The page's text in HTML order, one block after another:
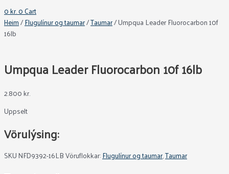
0kr.0Cart
Heim/Flugulínur og taumar/Taumar/ Umpqua Leader Fluorocarbon 10f
16lb
Umpqua Leader Fluorocarbon 10f 16lb
2.800kr.
Uppselt
Vörulýsing:
SKUNFD9392-16LBVöruflokkar:Flugulínur og taumar,Taumar